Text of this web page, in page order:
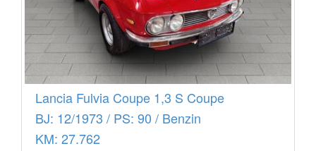
Lancia Fulvia Coupe 1,3 S Coupe
BJ: 12/1973 / PS: 90 / Benzin
KM: 27.762